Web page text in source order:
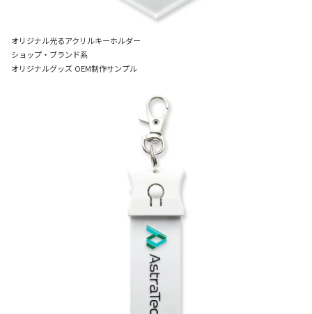
オリジナル光るアクリルキーホルダー
ショップ・ブランド系
オリジナルグッズ OEM制作サンプル